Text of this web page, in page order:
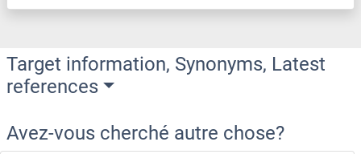
Target information, Synonyms, Latest
references
Avez-vous cherché autre chose?